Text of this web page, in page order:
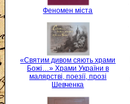
Феномен міста
«Святим дивом сяють храми
Божі…» Храми України в
малярстві, поезії, прозі
Шевченка